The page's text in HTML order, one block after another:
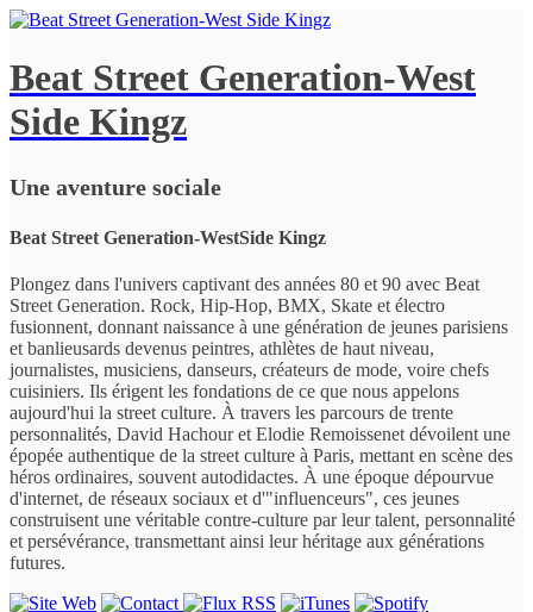
Beat Street Generation-West
Side Kingz
Une aventure sociale
Beat Street Generation-WestSide Kingz
Plongez dans l'univers captivant des années 80 et 90 avec Beat
Street Generation. Rock, Hip-Hop, BMX, Skate et électro
fusionnent, donnant naissance à une génération de jeunes parisiens
et banlieusards devenus peintres, athlètes de haut niveau,
journalistes, musiciens, danseurs, créateurs de mode, voire chefs
cuisiniers. Ils érigent les fondations de ce que nous appelons
aujourd'hui la street culture. À travers les parcours de trente
personnalités, David Hachour et Elodie Remoissenet dévoilent une
épopée authentique de la street culture à Paris, mettant en scène des
héros ordinaires, souvent autodidactes. À une époque dépourvue
d'internet, de réseaux sociaux et d'"influenceurs", ces jeunes
construisent une véritable contre-culture par leur talent, personnalité
et persévérance, transmettant ainsi leur héritage aux générations
futures.